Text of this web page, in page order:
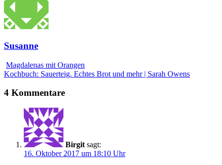
Susanne
Magdalenas mit Orangen
Kochbuch: Sauerteig. Echtes Brot und mehr | Sarah Owens
4 Kommentare
Birgit sagt:
16. Oktober 2017 um 18:10 Uhr